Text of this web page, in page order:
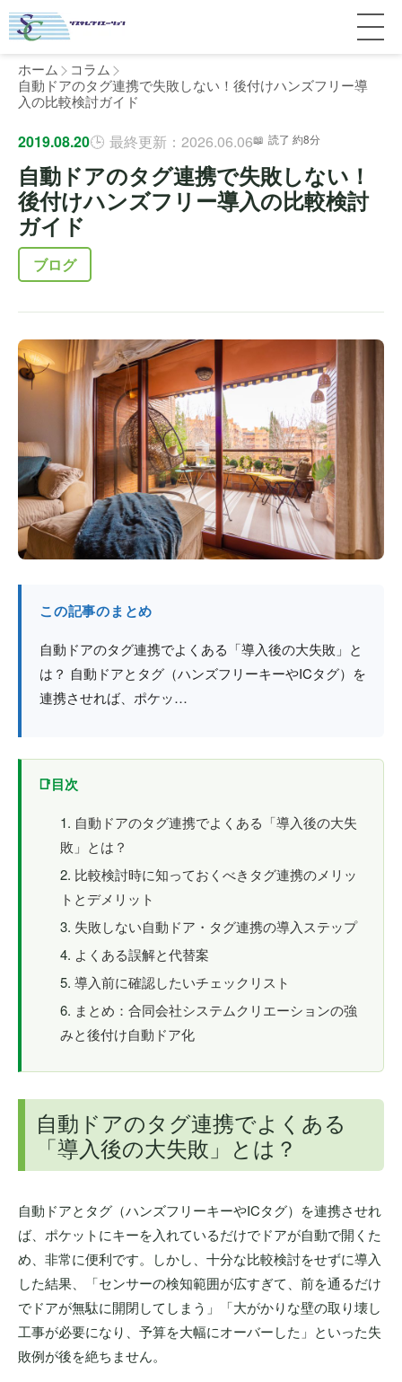
サービス紹介
料金
補助金
よくある質問
個人宅
マンション
介護・医療施設
ホテル
工場・倉庫
防火戸
全国対応について
東京
千葉
埼玉
茨城
栃木
群馬
施工事例
完全ガイド
製品比較
用語集
コラム
最新情報
個人のお客様へ
法人のお客様へ
ホーム
コラム
自動ドアのタグ連携で失敗しない！後付けハンズフリー導
入の比較検討ガイド
2019.08.20 最終更新：2026.06.06 読了 約8分
自動ドアのタグ連携で失敗しない！
後付けハンズフリー導入の比較検討
ガイド
ブログ
この記事のまとめ
自動ドアのタグ連携でよくある「導入後の大失敗」と
は？ 自動ドアとタグ（ハンズフリーキーやICタグ）を
連携させれば、ポケッ…
目次
自動ドアのタグ連携でよくある「導入後の大失
敗」とは？
比較検討時に知っておくべきタグ連携のメリッ
トとデメリット
失敗しない自動ドア・タグ連携の導入ステップ
よくある誤解と代替案
導入前に確認したいチェックリスト
まとめ：合同会社システムクリエーションの強
みと後付け自動ドア化
自動ドアのタグ連携でよくある
「導入後の大失敗」とは？
自動ドアとタグ（ハンズフリーキーやICタグ）を連携させれ
ば、ポケットにキーを入れているだけでドアが自動で開くた
め、非常に便利です。しかし、十分な比較検討をせずに導入
した結果、「センサーの検知範囲が広すぎて、前を通るだけ
でドアが無駄に開閉してしまう」「大がかりな壁の取り壊し
工事が必要になり、予算を大幅にオーバーした」といった失
敗例が後を絶ちません。